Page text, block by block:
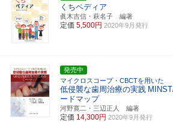
くちペディア
眞木吉信・萩名子 編著
定価 5,500円 2020年9月発行
発売中
マイクロスコープ・CBCTを用いた
低侵襲な歯周治療の実践
ードマップ
河野寛二・三辺正人 編著
定価 14,300円 2020年9月発行